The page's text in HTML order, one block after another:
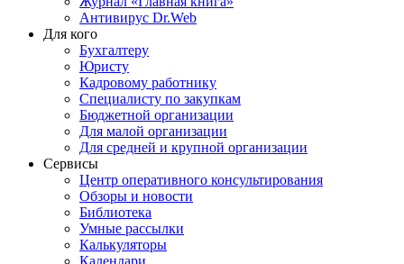
Антивирус Dr.Web
Для кого
Бухгалтеру
Юристу
Кадровому работнику
Специалисту по закупкам
Бюджетной организации
Для малой организации
Для средней и крупной организации
Сервисы
Центр оперативного консультирования
Обзоры и новости
Библиотека
Умные рассылки
Калькуляторы
Календари